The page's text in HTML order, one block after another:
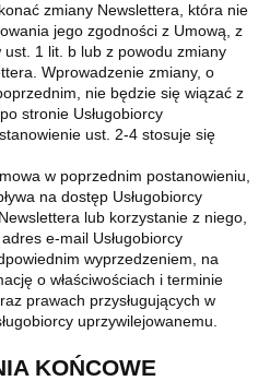
zmiany Newslettera, która nie
jego zgodności z Umową, z
ust. 1 lit. b lub z powodu zmiany
Wprowadzenie zmiany, o
nie będzie się wiązać z
stronie Usługobiorcy
ust. 2-4 stosuje się
w poprzednim postanowieniu,
na dostęp Usługobiorcy
lub korzystanie z niego,
e-mail Usługobiorcy
wyprzedzeniem, na
o właściwościach i terminie
prawach przysługujących w
uprzywilejowanemu.
KOŃCOWE